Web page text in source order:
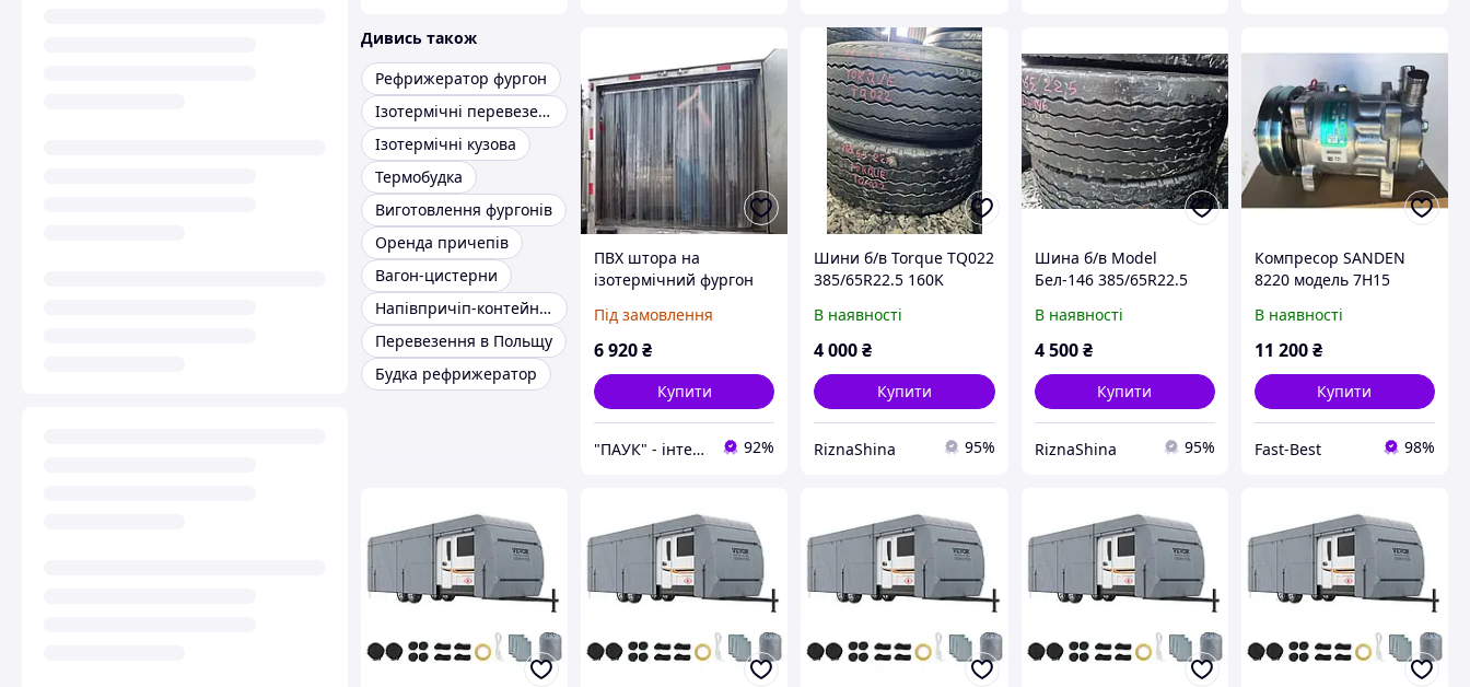
Дивись також
Рефрижератор фургон
Ізотермічні перевезення
Ізотермічні кузова
Термобудка
Виготовлення фургонів
Оренда причепів
Вагон-цистерни
Напівпричіп-контейнеровоз
Перевезення в Польщу
Будка рефрижератор
ПВХ штора на
ізотермічний фургон
термошторна на
рефрижератор,
на морозильну будку,
Під замовлення
6 920₴
Купити
"ПАУК" - інтернет-магазин торгового, складського, опалювального обладнання. 92%
Шини б/в Torque TQ022
385/65R22.5 160K
В наявності
4 000₴
Купити
RiznaShina 95%
Шина б/в Model
Бел-146 385/65R22.5
В наявності
4 500 ₴
Купити
RiznaShina 95%
Компресор SANDEN
8220 модель 7H15
В наявності
11 200₴
Купити
Fast-Best 98%